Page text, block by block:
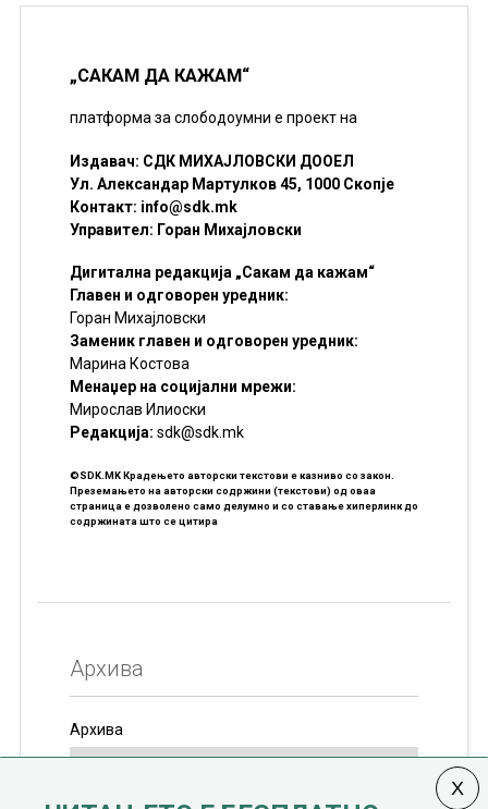
„САКАМ ДА КАЖАМ“
платформа за слободоумни е проект на
Издавач: СДК МИХАЈЛОВСКИ ДООЕЛ
Ул. Александар Мартулков 45, 1000 Скопје
Контакт: info@sdk.mk
Управител: Горан Михајловски
Дигитална редакција „Сакам да кажам“
Главен и одговорен уредник:
Горан Михајловски
Заменик главен и одговорен уредник:
Марина Костова
Менаџер на социјални мрежи:
Мирослав Илиоски
Редакцијa: sdk@sdk.mk
©SDK.MK Крадењето авторски текстови е казниво со закон.
Преземањето на авторски содржини (текстови) од оваа
страница е дозволено само делумно и со ставање хиперлинк до
содржината што се цитира
Архива
Архива